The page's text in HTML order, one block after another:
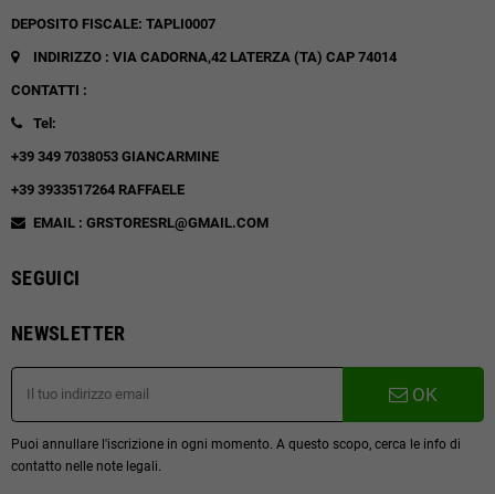
DEPOSITO FISCALE: TAPLI0007
INDIRIZZO : VIA CADORNA,42 LATERZA (TA) CAP 74014
CONTATTI :
Tel:
+39 349 7038053 GIANCARMINE
+39 3933517264 RAFFAELE
EMAIL : GRSTORESRL@GMAIL.COM
SEGUICI
NEWSLETTER
OK
Puoi annullare l'iscrizione in ogni momento. A questo scopo, cerca le info di
contatto nelle note legali.